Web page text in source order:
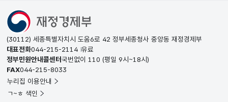
(30112) 세종특별자치시 도움6로 42 정부세종청사 중앙동 재정경제부
대표전화044-215-2114 유료
정부민원안내콜센터국번없이 110 (평일 9시~18시)
FAX044-215-8033
누리집 이용안내
ㄱ~ㅎ 색인